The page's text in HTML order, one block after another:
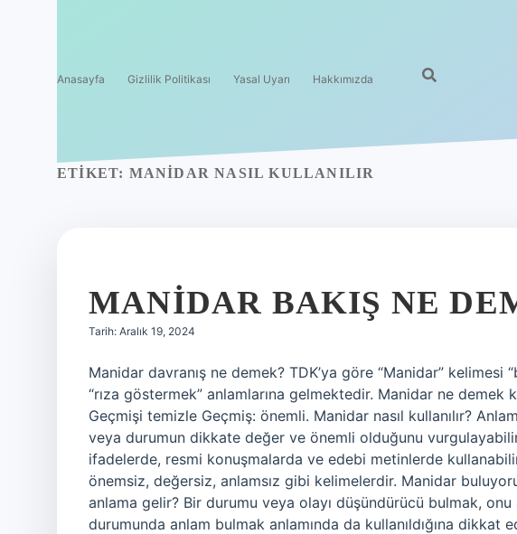
Anasayfa Gizlilik Politikası Yasal Uyarı Hakkımızda
ETIKET: MANIDAR NASIL KULLANILIR
MANIDAR BAKIŞ NE
Tarih: Aralık 19, 2024
Manidar davranış ne demek? TDK’ya göre “Manidar” kelimesi
“rıza göstermek” anlamlarına gelmektedir. Manidar ne demek
Geçmişi temizle Geçmiş: önemli. Manidar nasıl kullanılır?
veya durumun dikkate değer ve önemli olduğunu
ifadelerde, resmi konuşmalarda ve edebi metinlerde
önemsiz, değersiz, anlamsız gibi kelimelerdir. Manidar
anlama gelir? Bir durumu veya olayı düşündürücü bulmak, onu
durumunda anlam bulmak anlamında da kullanıldığına dikkat